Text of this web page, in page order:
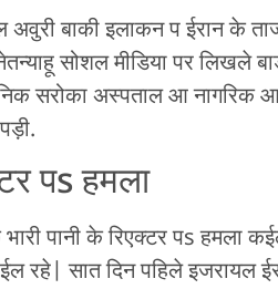
बाकी इलाकन प ईरान के
सोशल मीडिया पर लिखले
सरोका अस्पताल आ नागरिक
पs हमला
पानी के रिएक्टर पs हमला
रहे| सात दिन पहिले इजरायल